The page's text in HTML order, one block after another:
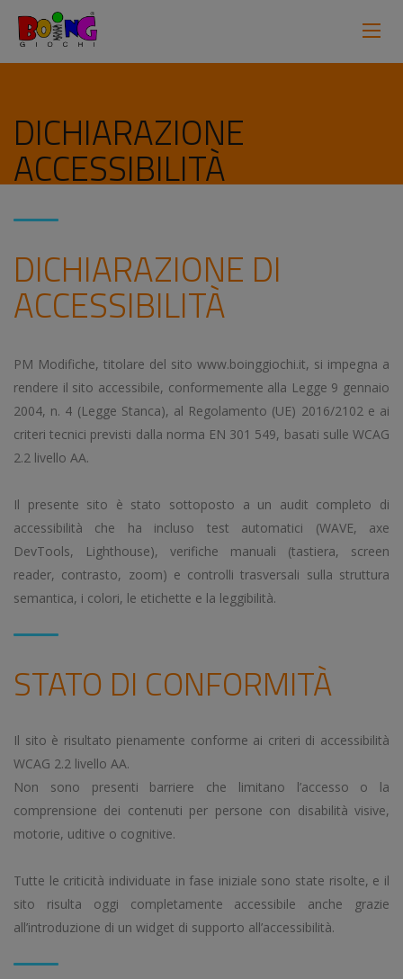
DICHIARAZIONE
ACCESSIBILITÀ
DICHIARAZIONE DI
ACCESSIBILITÀ
PM Modifiche, titolare del sito www.boinggiochi.it, si impegna a
rendere il sito accessibile, conformemente alla Legge 9 gennaio
2004, n. 4 (Legge Stanca), al Regolamento (UE) 2016/2102 e ai
criteri tecnici previsti dalla norma EN 301 549, basati sulle WCAG
2.2 livello AA.
Il presente sito è stato sottoposto a un audit completo di
accessibilità che ha incluso test automatici (WAVE, axe
DevTools, Lighthouse), verifiche manuali (tastiera, screen
reader, contrasto, zoom) e controlli trasversali sulla struttura
semantica, i colori, le etichette e la leggibilità.
STATO DI CONFORMITÀ
Il sito è risultato pienamente conforme ai criteri di accessibilità
WCAG 2.2 livello AA.
Non sono presenti barriere che limitano l’accesso o la
comprensione dei contenuti per persone con disabilità visive,
motorie, uditive o cognitive.
Tutte le criticità individuate in fase iniziale sono state risolte, e il
sito risulta oggi completamente accessibile anche grazie
all’introduzione di un widget di supporto all’accessibilità.